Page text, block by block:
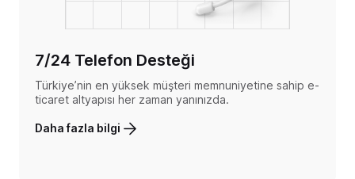
7/24 Telefon Desteği
Türkiye’nin en yüksek müşteri memnuniyetine sahip e-
ticaret altyapısı her zaman yanınızda.
Daha fazla bilgi